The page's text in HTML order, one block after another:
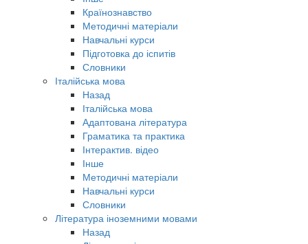
Країнознавство
Методичні матеріали
Навчальні курси
Підготовка до іспитів
Словники
Італійська мова
Назад
Італійська мова
Адаптована література
Граматика та практика
Інтерактив. відео
Інше
Методичні матеріали
Навчальні курси
Словники
Література іноземними мовами
Назад